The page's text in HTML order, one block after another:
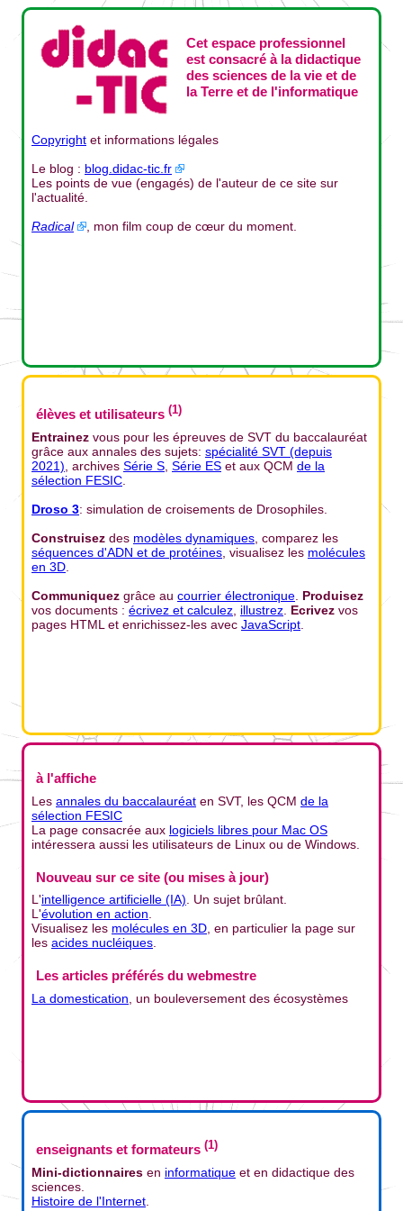
Cet espace professionnel
est consacré à la didactique
des sciences de la vie et de
la Terre et de l'informatique
Copyright et informations légales
Le blog : blog.didac-tic.fr
Les points de vue (engagés) de l'auteur de ce site sur
l'actualité.
Radical
, mon film coup de cœur du moment.
élèves et utilisateurs (1)
Entrainez vous pour les épreuves de SVT du baccalauréat
grâce aux annales des sujets: spécialité SVT (depuis
2021) , archives Série S Série ES et aux QCM de la
sélection FESIC
Droso 3: simulation de croisements de Drosophiles.
Construisez des modèles dynamiques , comparez les
séquences d'ADN et de protéines , visualisez les molécules
en 3D
Communiquez grâce au courrier électronique Produisez
vos documents : écrivez et calculez illustrez Ecrivez vos
pages HTML et enrichissez-les avec JavaScript
à l'affiche
Les annales du baccalauréat en SVT, les QCM de la
sélection FESIC
La page consacrée aux logiciels libres pour Mac OS
intéressera aussi les utilisateurs de Linux ou de Windows.
Nouveau sur ce site (ou mises à jour)
L'intelligence artificielle (IA). Un sujet brûlant.
L'évolution en action.
Visualisez les molécules en 3D, en particulier la page sur
les acides nucléiques.
Les articles préférés du webmestre
La domestication , un bouleversement des écosystèmes
enseignants et formateurs (1)
Mini-dictionnaires en informatique et en didactique des
sciences.
Histoire de l'Internet